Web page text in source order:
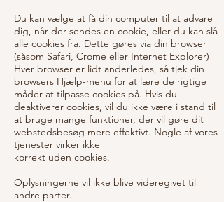
Du kan vælge at få din computer til at advare
dig, når der sendes en cookie, eller du kan slå
alle cookies fra. Dette gøres via din browser
(såsom Safari, Crome eller Internet Explorer)
Hver browser er lidt anderledes, så tjek din
browsers Hjælp-menu for at lære de rigtige
måder at tilpasse cookies på. Hvis du
deaktiverer cookies, vil du ikke være i stand til
at bruge mange funktioner, der vil gøre dit
webstedsbesøg mere effektivt. Nogle af vores
tjenester virker ikke
korrekt uden cookies.
Oplysningerne vil ikke blive videregivet til
andre parter.